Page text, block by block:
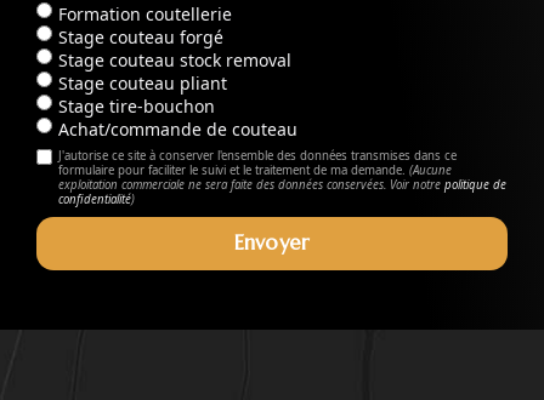
Formation coutellerie
Stage couteau forgé
Stage couteau stock removal
Stage couteau pliant
Stage tire-bouchon
Achat/commande de couteau
J'autorise ce site à conserver l'ensemble des données transmises dans ce
formulaire pour faciliter le suivi et le traitement de ma demande.(Aucune
exploitation commerciale ne sera faite des données conservées. Voir notrepolitique de
confidentialité)